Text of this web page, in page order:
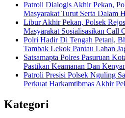
Patroli Dialogis Akhir Pekan,
Masyarakat Turut Serta Dalam
Libur Akhir Pekan, Polsek
Masyarakat Sosialisasikan Call
Polri Hadir Di Tengah Petani,
Tambak Lekok Pantau Lahan
Satsamapta Polres Pasuruan
Pastikan Keamanan Dan
Patroli Presisi Polsek Nguling
Perkuat Harkamtibmas Akhir
Kategori